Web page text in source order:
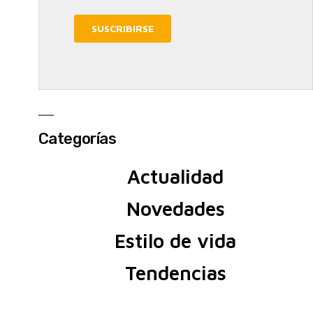
Categorías
Actualidad
Novedades
Estilo de vida
Tendencias